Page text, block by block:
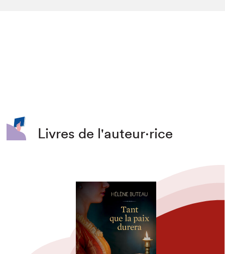
Livres de l'auteur·rice